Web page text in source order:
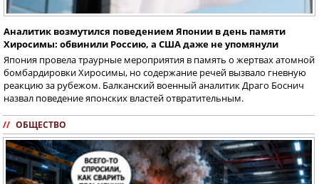
Аналитик возмутился поведением Японии в день памяти
Хиросимы: обвинили Россию, а США даже не упомянули
Япония провела траурные мероприятия в память о жертвах атомной
бомбардировки Хиросимы, но содержание речей вызвало гневную
реакцию за рубежом. Балканский военный аналитик Драго Боснич
назвал поведение японских властей отвратительным.
// ОБЩЕСТВО